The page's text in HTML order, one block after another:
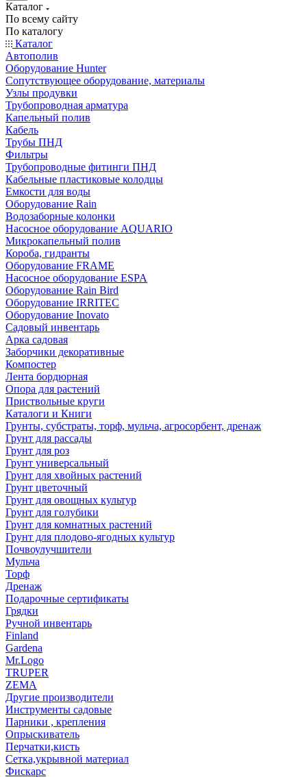
Каталог
По всему сайту
По каталогу
Каталог
Автополив
Оборудование Hunter
Сопутствующее оборудование, материалы
Узлы продувки
Трубопроводная арматура
Капельный полив
Кабель
Трубы ПНД
Фильтры
Трубопроводные фитинги ПНД
Кабельные пластиковые колодцы
Емкости для воды
Оборудование Rain
Водозаборные колонки
Насосное оборудование AQUARIO
Микрокапельный полив
Короба, гидранты
Оборудование FRAME
Насосное оборудование ESPA
Оборудование Rain Bird
Оборудование IRRITEC
Оборудование Inovato
Садовый инвентарь
Арка садовая
Заборчики декоративные
Компостер
Лента бордюрная
Опора для растений
Приствольные круги
Каталоги и Книги
Грунты, субстраты, торф, мульча, агросорбент, дренаж
Грунт для рассады
Грунт для роз
Грунт универсальный
Грунт для хвойных растений
Грунт цветочный
Грунт для овощных культур
Грунт для голубики
Грунт для комнатных растений
Грунт для плодово-ягодных культур
Почвоулучшители
Мульча
Торф
Дренаж
Подарочные сертификаты
Грядки
Ручной инвентарь
Finland
Gardena
Mr.Logo
TRUPER
ZEMA
Другие производители
Инструменты садовые
Парники , крепления
Опрыскиватель
Перчатки,кисть
Сетка,укрывной материал
Фискарс